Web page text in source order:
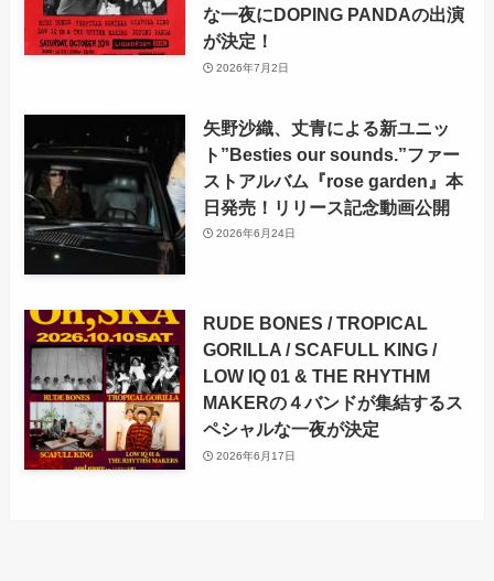
な一夜にDOPING PANDAの出演
が決定！
2026年7月2日
矢野沙織、丈青による新ユニッ
ト”Besties our sounds.”ファー
ストアルバム『rose garden』本
日発売！リリース記念動画公開
2026年6月24日
RUDE BONES / TROPICAL
GORILLA / SCAFULL KING /
LOW IQ 01 & THE RHYTHM
MAKERの４バンドが集結するス
ペシャルな一夜が決定
2026年6月17日